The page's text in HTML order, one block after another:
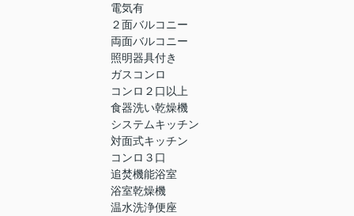
電気有
２面バルコニー
両面バルコニー
照明器具付き
ガスコンロ
コンロ２口以上
食器洗い乾燥機
システムキッチン
対面式キッチン
コンロ３口
追焚機能浴室
浴室乾燥機
温水洗浄便座